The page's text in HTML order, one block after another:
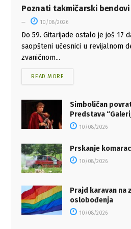
Poznati takmičarski
10/08/2026
Do 59. Gitarijade ostalo je još 17
saopšteni učesnici u revijalnom
zvaničnom...
READ MORE
Simboličan
Predstava
10/08/2026
Prskanje
10/08/2026
Prajd karavan na
oslobođenja
10/08/2026